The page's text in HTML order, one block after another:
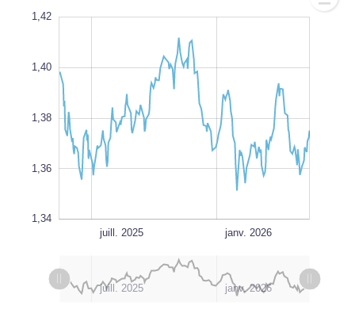
1,35
1,42
1,40
1,38
1,36
1,34
janv. 2026
juill. 2025
oct. 2025
avr. 2025
juill. 2026
juill. 2026
lavr. 2025juill. 2025
oct. 2025 janv. 2026
juill. 2026
janv. 2025